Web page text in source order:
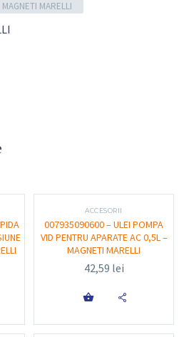
cu rezistență la uleiuri, agenți
variate.
conforme normelor
și utilizare
pentru etanșarea conexiunilor
instalații A/C), hidraulice și
mențin presiunea și
împotriva contaminării.
MAGNETI MARELLI
ACCESORII
007935090600 – ULEI POMPA
VID PENTRU APARATE AC 0,5L –
MAGNETI MARELLI
42,59 lei
